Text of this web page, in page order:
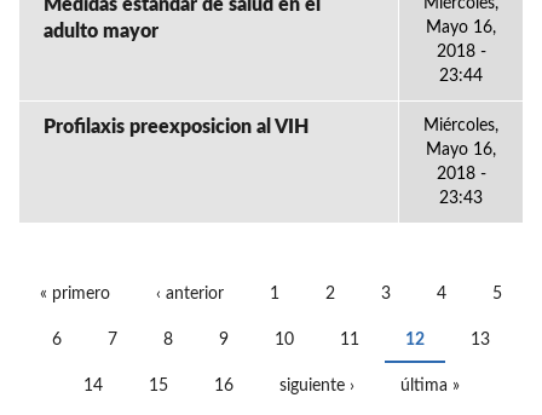
Medidas estandar de salud en el
adulto mayor
Miércoles,
Mayo 16,
2018 -
23:44
Profilaxis preexposicion al VIH
Miércoles,
Mayo 16,
2018 -
23:43
« primero ‹ anterior 1 2 3 4 5
6 7 8 9 10 11 12 13
14 15 16 siguiente › última »